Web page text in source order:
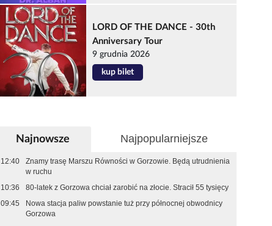
LORD OF THE DANCE - 30th
Anniversary Tour
9 grudnia 2026
kup bilet
Najnowsze Najpopularniejsze
12:40
Znamy trasę Marszu Równości w Gorzowie. Będą utrudnienia
w ruchu
10:36
80-latek z Gorzowa chciał zarobić na złocie. Stracił 55 tysięcy
09:45
Nowa stacja paliw powstanie tuż przy północnej obwodnicy
Gorzowa